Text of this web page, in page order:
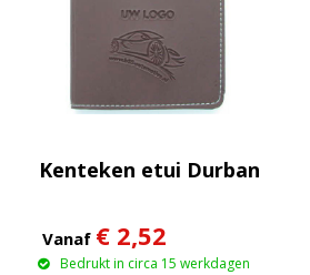
Kenteken etui Durban
Vanaf € 2,52
Bedrukt in circa 15 werkdagen